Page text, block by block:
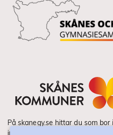
På skanegy.se hittar du som bor
information om ditt